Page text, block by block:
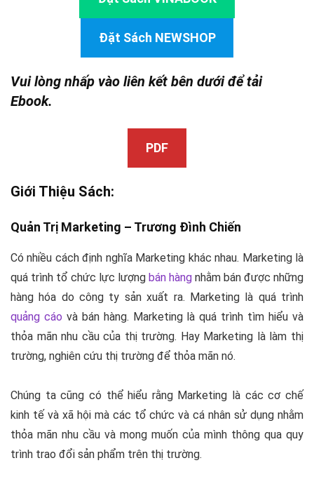
Đặt Sách NEWSHOP
Vui lòng nhấp vào liên kết bên dưới để tải
Ebook.
PDF
Giới Thiệu Sách:
Quản Trị Marketing – Trương Đình Chiến
Có nhiều cách định nghĩa Marketing khác nhau. Marketinglà
quá trình tổ chức lực lượng bán hàng nhằm bán được những
hàng hóa do công ty sản xuất ra. Marketing là quá trình
quảng cáo và bán hàng. Marketinglà quá trình tìm hiểu và
thỏa mãn nhu cầu của thị trường. Hay Marketing là làm thị
trường, nghiên cứu thị trường để thỏa mãn nó.
Chúng ta cũng có thể hiểu rằng Marketing là các cơ chế
kinh tếvà xã hội mà các tổ chức và cá nhân sử dụng nhằm
thỏa mãn nhu cầu và mong muốn của mình thông qua quy
trình trao đổi sản phẩm trên thị trường.